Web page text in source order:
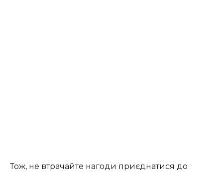
Тож, не втрачайте нагоди приєднатися до